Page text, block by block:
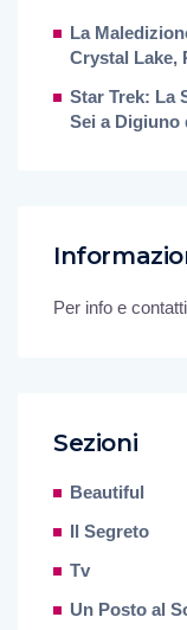
La
Crystal Lake,
Star Trek: La
Sei a Digiuno
Per info e
Sezioni
Beautiful
Il Segreto
Tv
Un Posto al